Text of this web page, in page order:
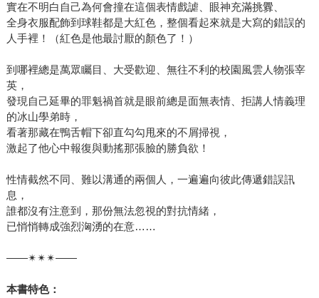
實在不明白自己為何會撞在這個表情戲謔、眼神充滿挑釁、
全身衣服配飾到球鞋都是大紅色，整個看起來就是大寫的錯誤的
人手裡！（紅色是他最討厭的顏色了！）
到哪裡總是萬眾矚目、大受歡迎、無往不利的校園風雲人物張宰
英，
發現自己延畢的罪魁禍首就是眼前總是面無表情、拒講人情義理
的冰山學弟時，
看著那藏在鴨舌帽下卻直勾勾甩來的不屑掃視，
激起了他心中報復與動搖那張臉的勝負欲！
性情截然不同、難以溝通的兩個人，一遍遍向彼此傳遞錯誤訊
息，
誰都沒有注意到，那份無法忽視的對抗情緒，
已悄悄轉成強烈洶湧的在意……
——✴✴✴——
本書特色：